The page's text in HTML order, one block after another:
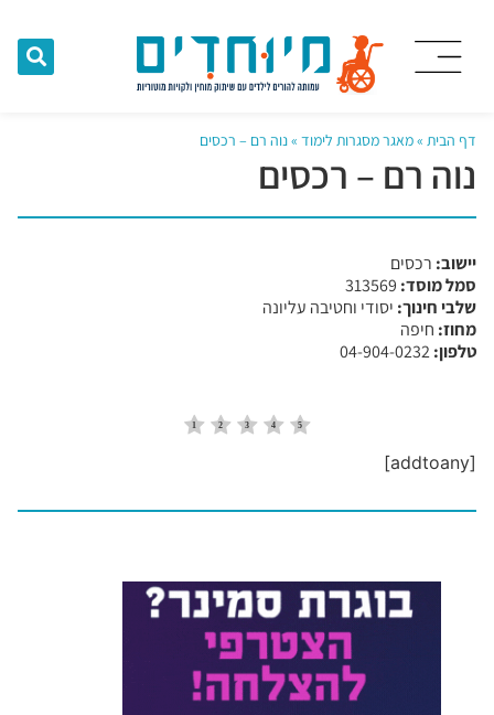
דף הבית »מאגר מסגרות לימוד »נוה רם – רכסים
נוה רם – רכסים
יישוב: רכסים
סמל מוסד:
שלבי חינוך: יסודי וחטיבה עליונה
מחוז: חיפה
טלפון:
[addtoany]